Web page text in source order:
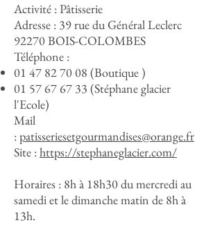
Activité : Pâtisserie
Adresse : 39 rue du Général Leclerc
92270 BOIS-COLOMBES
Téléphone :
01 47 82 70 08 (Boutique )
01 57 67 67 33 (Stéphane glacier
l'Ecole)
Mail
:patisseriesetgourmandises@orange.fr
Site :https://stephaneglacier.com/
Horaires : 8h à 18h30 du mercredi au
samedi et le dimanche matin de 8h à
13h.